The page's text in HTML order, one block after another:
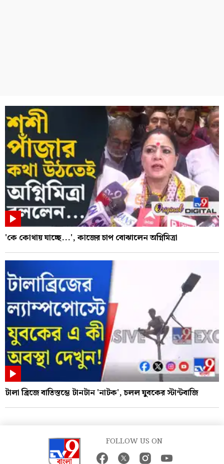
'কে কোথায় যাচ্ছে...', কাজের চাপ বোঝালেন অগ্নিমিত্রা
টালা ব্রিজে বাতিস্তম্ভে টানটান 'নাটক', চলল যুবকের স্টান্টবাজি
FOLLOW US ON